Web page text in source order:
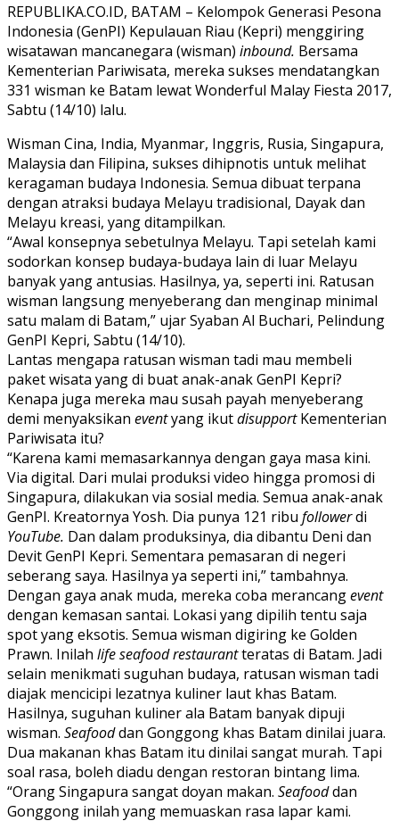
REPUBLIKA.CO.ID, BATAM – Kelompok Generasi Pesona
Indonesia (GenPI) Kepulauan Riau (Kepri) menggiring
wisatawan mancanegara (wisman) inbound. Bersama
Kementerian Pariwisata, mereka sukses mendatangkan
331 wisman ke Batam lewat Wonderful Malay Fiesta 2017,
Sabtu (14/10) lalu.
Wisman Cina, India, Myanmar, Inggris, Rusia, Singapura,
Malaysia dan Filipina, sukses dihipnotis untuk melihat
keragaman budaya Indonesia. Semua dibuat terpana
dengan atraksi budaya Melayu tradisional, Dayak dan
Melayu kreasi, yang ditampilkan.
“Awal konsepnya sebetulnya Melayu. Tapi setelah kami
sodorkan konsep budaya-budaya lain di luar Melayu
banyak yang antusias. Hasilnya, ya, seperti ini. Ratusan
wisman langsung menyeberang dan menginap minimal
satu malam di Batam,” ujar Syaban Al Buchari, Pelindung
GenPI Kepri, Sabtu (14/10).
Lantas mengapa ratusan wisman tadi mau membeli
paket wisata yang di buat anak-anak GenPI Kepri?
Kenapa juga mereka mau susah payah menyeberang
demi menyaksikan eventyang ikutdisupportKementerian
Pariwisata itu?
“Karena kami memasarkannya dengan gaya masa kini.
Via digital. Dari mulai produksi video hingga promosi di
Singapura, dilakukan via sosial media. Semua anak-anak
GenPI. Kreatornya Yosh. Dia punya 121 ribu followerdi
YouTube. Dan dalam produksinya, dia dibantu Deni dan
Devit GenPI Kepri. Sementara pemasaran di negeri
seberang saya. Hasilnya ya seperti ini,” tambahnya.
Dengan gaya anak muda, mereka coba merancangevent
dengan kemasan santai. Lokasi yang dipilih tentu saja
spot yang eksotis. Semua wisman digiring ke Golden
Prawn. Inilah life seafood restaurantteratas di Batam. Jadi
selain menikmati suguhan budaya, ratusan wisman tadi
diajak mencicipi lezatnya kuliner laut khas Batam.
Hasilnya, suguhan kuliner ala Batam banyak dipuji
wisman. Seafooddan Gonggong khas Batam dinilai juara.
Dua makanan khas Batam itu dinilai sangat murah. Tapi
soal rasa, boleh diadu dengan restoran bintang lima.
“Orang Singapura sangat doyan makan. Seafooddan
Gonggong inilah yang memuaskan rasa lapar kami.